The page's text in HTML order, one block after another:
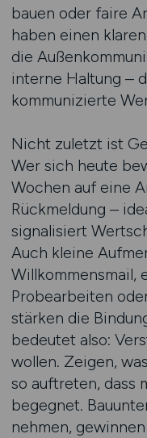
bauen oder faire
haben einen
die
interne Haltung –
kommunizierte
Nicht zuletzt ist
Wer sich heute
Wochen auf eine
Rückmeldung –
signalisiert
Auch kleine
Willkommensmail,
Probearbeiten
stärken die
bedeutet also:
wollen. Zeigen,
so auftreten, dass
begegnet.
nehmen,